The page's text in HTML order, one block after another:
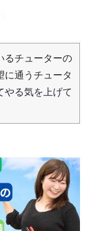
るチューターの
に通うチュータ
やる気を上げて